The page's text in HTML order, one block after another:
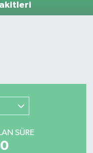
SÜRE